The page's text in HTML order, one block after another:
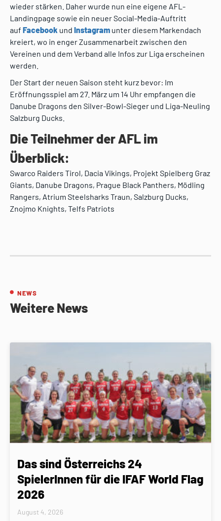
wieder stärken. Daher wurde nun eine eigene AFL-
Landingpage sowie ein neuer Social-Media-Auftritt
auf Facebook und Instagram unter diesem Markendach
kreiert, wo in enger Zusammenarbeit zwischen den
Vereinen und dem Verband alle Infos zur Liga erscheinen
werden.
Der Start der neuen Saison steht kurz bevor: Im
Eröffnungsspiel am 27. März um 14 Uhr empfangen die
Danube Dragons den Silver-Bowl-Sieger und Liga-Neuling
Salzburg Ducks.
Die Teilnehmer der AFL im
Überblick:
Swarco Raiders Tirol, Dacia Vikings, Projekt Spielberg Graz
Giants, Danube Dragons, Prague Black Panthers, Mödling
Rangers, Atrium Steelsharks Traun, Salzburg Ducks,
Znojmo Knights, Telfs Patriots
NEWS
Weitere News
Das sind Österreichs 24
SpielerInnen für die IFAF World Flag
2026
August 4, 2026